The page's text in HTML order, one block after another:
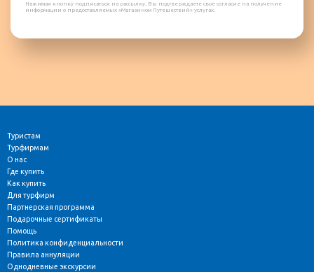
Нажимая кнопку подписаться на рассылку, Вы подтверждаете свое согласие на получение
информации о предоставляемых «Магазином Путешествий» услугах.
Туристам
Турфирмам
О нас
Где купить
Как купить
Для турфирм
Партнерская программа
Подарочные сертификаты
Помощь
Политика конфиденциальности
Правила аннуляции
Однодневные экскурсии